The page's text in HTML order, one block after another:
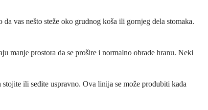
vas nešto steže oko grudnog koša ili gornjeg dela stomaka.
manje prostora da se prošire i normalno obrade hranu. Neki
ili sedite uspravno. Ova linija se može produbiti kada